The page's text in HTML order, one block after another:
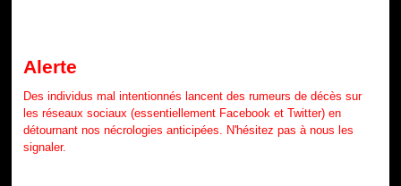
Alerte
Des individus mal intentionnés lancent des rumeurs de décès sur
les réseaux sociaux (essentiellement Facebook et Twitter) en
détournant nos nécrologies anticipées. N'hésitez pas à nous les
signaler.